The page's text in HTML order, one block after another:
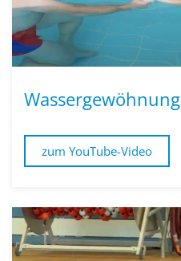
Wassergewöhnung
zum YouTube-Video